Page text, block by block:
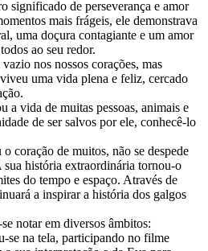
significado de perseverança e amor
mais frágeis, ele demonstrava
uma doçura contagiante e um amor
ao seu redor.
nos nossos corações, mas
uma vida plena e feliz, cercado
a vida de muitas pessoas, animais e
de ser salvos por ele, conhecê-lo
coração de muitos, não se despede
sua história extraordinária tornou-o
do tempo e espaço. Através de
a inspirar a história dos galgos
notar em diversos âmbitos:
se na tela, participando no filme